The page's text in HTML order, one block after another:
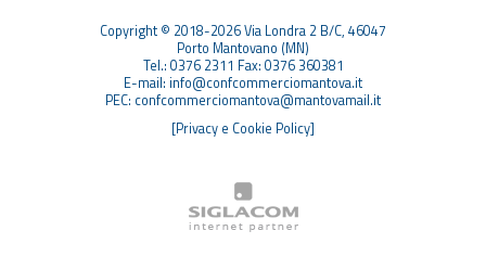
Copyright © 2018-2026 Via Londra 2 B/C, 46047
Porto Mantovano (MN)
Tel.: 0376 2311 Fax: 0376 360381
E-mail: info@confcommerciomantova.it
PEC: confcommerciomantova@mantovamail.it
[Privacy e Cookie Policy]